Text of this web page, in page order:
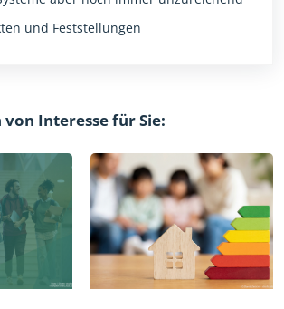
und Feststellungen
Interesse für Sie: